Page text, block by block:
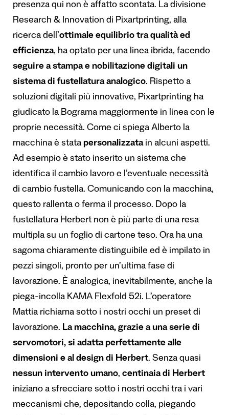
presenza qui non è affatto scontata. La divisione
Research & Innovation di Pixartprinting, alla
ricerca dell’ottimale equilibrio tra qualità ed
efficienza, ha optato per una linea ibrida, facendo
seguire a stampa e nobilitazione digitali un
sistema di fustellatura analogico. Rispetto a
soluzioni digitali più innovative, Pixartprinting ha
giudicato la Bograma maggiormente in linea con le
proprie necessità. Come ci spiega Alberto la
macchina è stata personalizzatain alcuni aspetti.
Ad esempio è stato inserito un sistema che
identifica il cambio lavoro e l’eventuale necessità
di cambio fustella. Comunicando con la macchina,
questo rallenta o ferma il processo. Dopo la
fustellatura Herbert non è più parte di una resa
multipla su un foglio di cartone teso. Ora ha una
sagoma chiaramente distinguibile ed è impilato in
pezzi singoli, pronto per un’ultima fase di
lavorazione. È analogica, inevitabilmente, anche la
piega-incolla KAMA Flexfold 52i. L’operatore
Mattia richiama sotto i nostri occhi un preset di
lavorazione. La macchina, grazie a una serie di
servomotori, si adatta perfettamente alle
dimensioni e al design di Herbert. Senza quasi
nessun intervento umano, centinaia di Herbert
iniziano a sfrecciare sotto i nostri occhi tra i vari
meccanismi che, depositando colla, piegando